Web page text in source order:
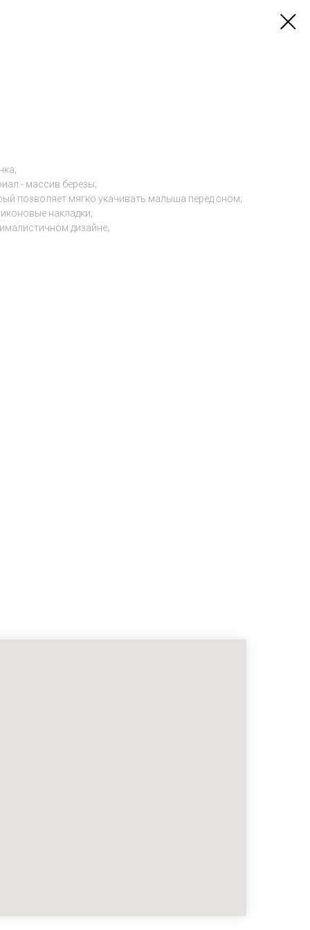
- массив березы;
позволяет мягко укачивать малыша перед сном;
накладки;
дизайне;